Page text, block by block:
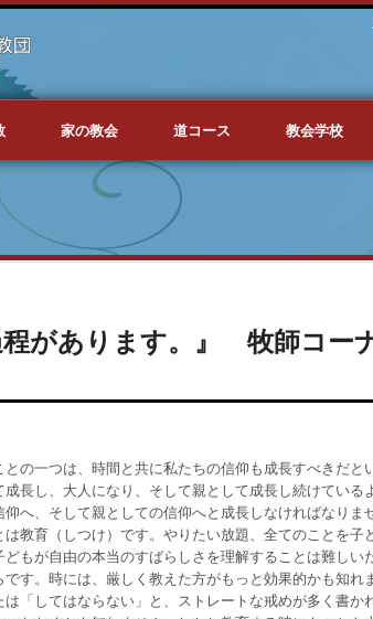
家の教会 道コース 教会学校
程があります。』 牧師コー
の一つは、時間と共に私たちの信仰も成長すべきだと
長し、大人になり、そして親として成長し続けている
へ、そして親としての信仰へと成長しなければなりま
教育（しつけ）です。やりたい放題、全てのことを子
もが自由の本当のすばらしさを理解することは難しい
す。時には、厳しく教えた方がもっと効果的かも知れ
「してはならない」と、ストレートな戒めが多く書か